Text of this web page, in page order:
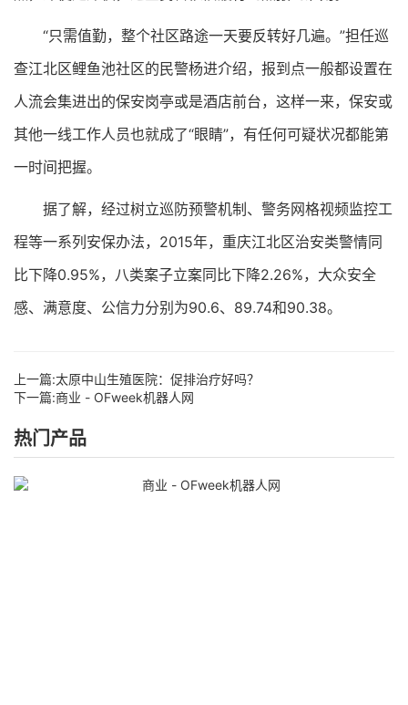
“只需值勤，整个社区路途一天要反转好几遍。”担任巡
查江北区鲤鱼池社区的民警杨进介绍，报到点一般都设置在
人流会集进出的保安岗亭或是酒店前台，这样一来，保安或
其他一线工作人员也就成了“眼睛”，有任何可疑状况都能第
一时间把握。
据了解，经过树立巡防预警机制、警务网格视频监控工
程等一系列安保办法，2015年，重庆江北区治安类警情同
比下降0.95%，八类案子立案同比下降2.26%，大众安全
感、满意度、公信力分别为90.6、89.74和90.38。
上一篇:太原中山生殖医院：促排治疗好吗？
下一篇:商业 - OFweek机器人网
热门产品